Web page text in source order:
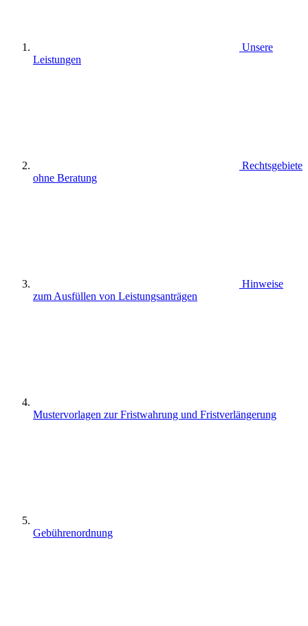
Unsere
Leistungen
Rechtsgebiete
ohne Beratung
Hinweise
zum Ausfüllen von Leistungsanträgen
Mustervorlagen zur Fristwahrung und Fristverlängerung
Gebührenordnung